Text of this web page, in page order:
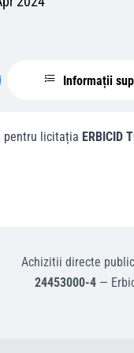
Informații
pentru licitația ERBICID
Achizitii directe
24453000-4 —